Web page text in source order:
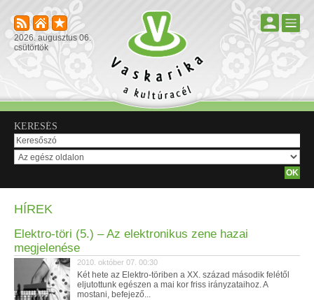
2026. augusztus 06.
csütörtök
KERESÉS
HÍREK
Elektro-töri (5.) – Az elektronikus zene hazai
megjelenése
2010. október 07. 00:30
Két hete az Elektro-töriben a XX. század második felétől
eljutottunk egészen a mai kor friss irányzataihoz. A
mostani, befejező...